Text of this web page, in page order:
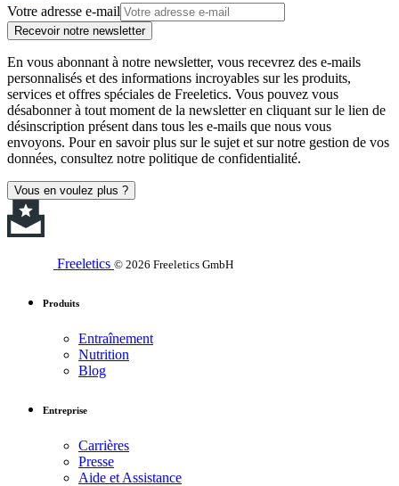
Votre adresse e-mail
Recevoir notre newsletter
En vous abonnant à notre newsletter, vous recevrez des e-mails
personnalisés et des informations incroyables sur les produits,
services et offres spéciales de Freeletics. Vous pouvez vous
désabonner à tout moment de la newsletter en cliquant sur le lien de
désinscription présent dans tous les e-mails que nous vous
envoyons. Pour en savoir plus sur le sujet et sur notre gestion de vos
données, consultez notre politique de confidentialité.
Vous en voulez plus ?
Freeletics © 2026 Freeletics GmbH
Produits
Entraînement
Nutrition
Blog
Entreprise
Carrières
Presse
Aide et Assistance